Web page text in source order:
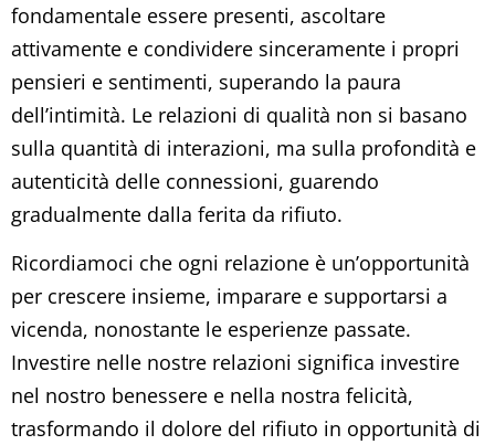
fondamentale essere presenti, ascoltare
attivamente e condividere sinceramente i propri
pensieri e sentimenti, superando la paura
dell’intimità. Le relazioni di qualità non si basano
sulla quantità di interazioni, ma sulla profondità e
autenticità delle connessioni, guarendo
gradualmente dalla ferita da rifiuto.
Ricordiamoci che ogni relazione è un’opportunità
per crescere insieme, imparare e supportarsi a
vicenda, nonostante le esperienze passate.
Investire nelle nostre relazioni significa investire
nel nostro benessere e nella nostra felicità,
trasformando il dolore del rifiuto in opportunità di